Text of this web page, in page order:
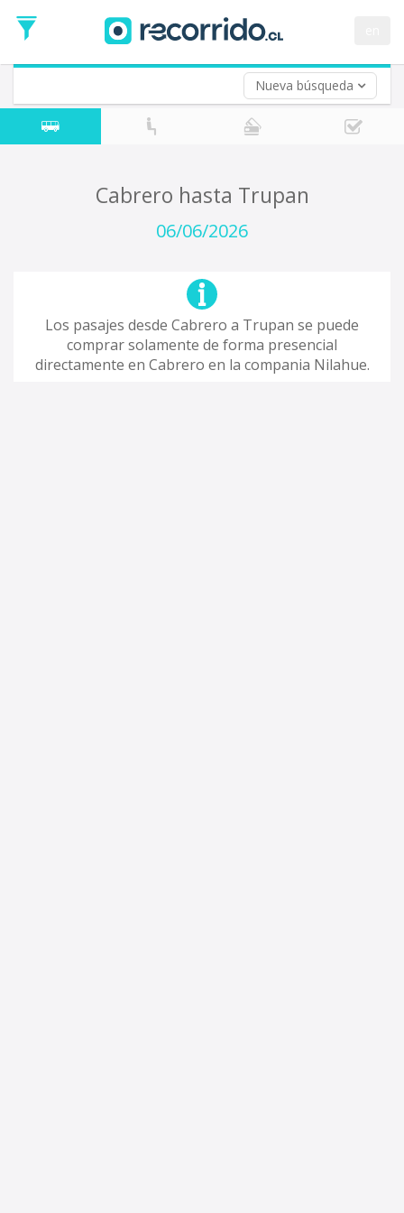
Nueva búsqueda
de
Ida
Vuelta (opcional)
Fecha
de
Cabrero hasta Trupan
06/06/2026
Los pasajes desde Cabrero a Trupan se puede
comprar solamente de forma presencial
directamente en Cabrero en la compania Nilahue.